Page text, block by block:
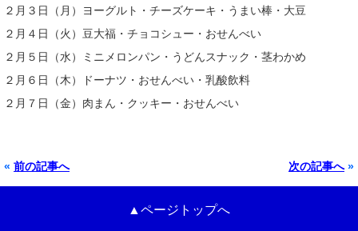
２月３日（月）ヨーグルト・チーズケーキ・うまい棒・大豆
２月４日（火）豆大福・チョコシュー・おせんべい
２月５日（水）ミニメロンパン・うどんスナック・茎わかめ
２月６日（木）ドーナツ・おせんべい・乳酸飲料
２月７日（金）肉まん・クッキー・おせんべい
« 前の記事へ 次の記事へ»
▲ページトップへ